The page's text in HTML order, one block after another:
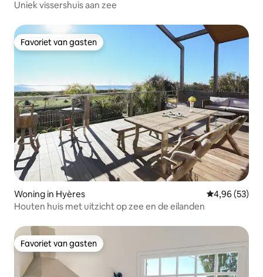
Uniek vissershuis aan zee
Favoriet van gasten
Favoriet van gasten
Woning in Hyères Gemiddelde
4,96 (53)
Houten huis met uitzicht op zee en de eilanden
Favoriet van gasten
Favoriet van gasten